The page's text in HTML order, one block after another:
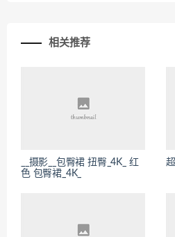
相关推荐
__摄影__包臀裙 扭臀_4K_ 红
色 包臀裙_4K_